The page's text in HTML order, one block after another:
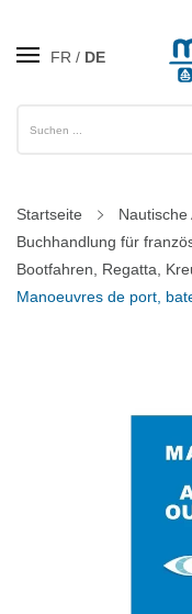
FR DE
Startseite
Nautische
Buchhandlung für
Bootfahren, Regatta,
Manoeuvres de port,